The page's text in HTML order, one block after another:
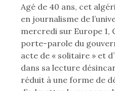
Agé de 40 ans, cet
en journalisme de
mercredi sur Europe 1,
porte-parole du
acte de « solitaire » et
dans sa lecture
réduit à une forme de